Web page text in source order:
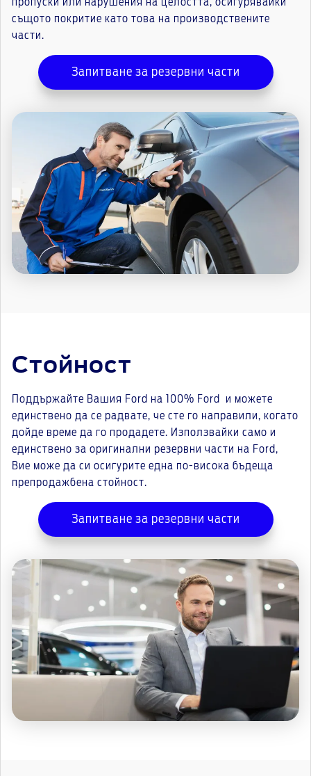
пропуски или нарушения на целостта, осигурявайки
същото покритие като това на производствените
части.
Запитване за резервни части
Стойност
Поддържайте Вашия Ford на 100% Ford и можете
единствено да се радвате, че сте го направили, когато
дойде време да го продадете. Използвайки само и
единствено за оригинални резервни части на Ford,
Вие може да си осигурите една по-висока бъдеща
препродажбена стойност.
Запитване за резервни части